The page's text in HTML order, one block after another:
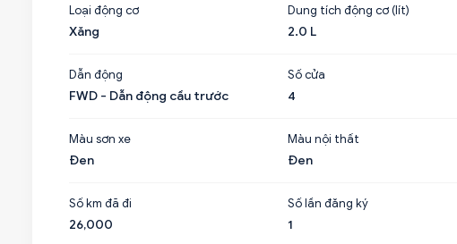
Loại động cơ
Xăng
Dung tích động cơ (lít)
2.0 L
Dẫn động
FWD - Dẫn động cầu trước
Số cửa
4
Màu sơn xe
Đen
Màu nội thất
Đen
Số km đã đi
26,000
Số lần đăng ký
1